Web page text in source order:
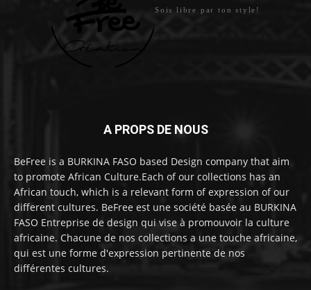
Sois libre par ton style!
A PROPS DE NOUS
BeFree is a BURKINA FASO based Design company that aim
to promote African Culture.Each of our collections has an
African touch, which is a relevant form of expression of our
different cultures. BeFree est une société basée au BURKINA
FASO Entreprise de design qui vise à promouvoir la culture
africaine. Chacune de nos collections a une touche africaine,
qui est une forme d'expression pertinente de nos
différentes cultures.